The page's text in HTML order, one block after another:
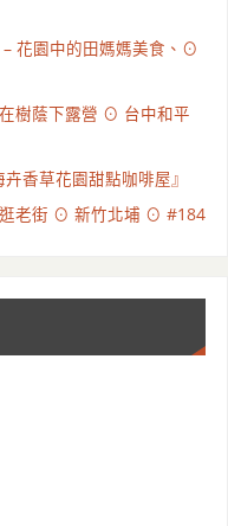
– 花園中的田媽媽美食、⊙
樹蔭下露營 ⊙ 台中和平
香草花園甜點咖啡屋』
逛老街 ⊙ 新竹北埔 ⊙ #184